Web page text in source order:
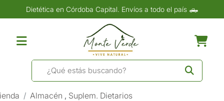
Dietética en Córdoba Capital. Envíos a todo el país 🛻
Almacén , Suplem. Dietarios